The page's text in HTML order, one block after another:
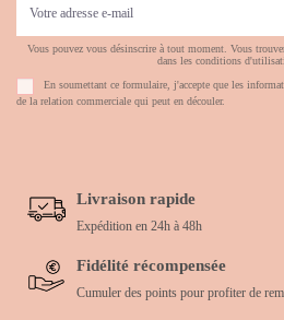
Vous pouvez vous désinscrire à tout moment. Vous
dans les conditions
En soumettant ce formulaire, j'accepte que les
de la relation commerciale qui peut en découler.
Livraison rapide
Expédition en 24h à 48h
Fidélité récompensée
Cumuler des points pour profiter de